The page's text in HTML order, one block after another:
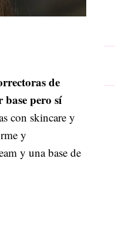
de
base pero sí
con skincare y
y
y una base de